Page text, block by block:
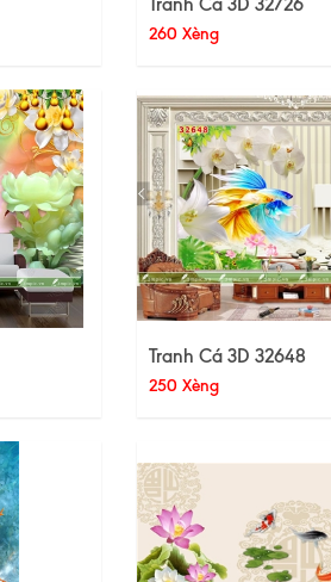
260 Xèng
Tranh Cá 3D 32648
250 Xèng